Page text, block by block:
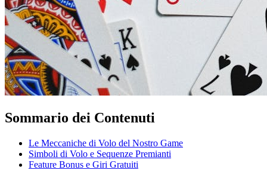
Sommario dei Contenuti
Le Meccaniche di Volo del Nostro Game
Simboli di Volo e Sequenze Premianti
Feature Bonus e Giri Gratuiti